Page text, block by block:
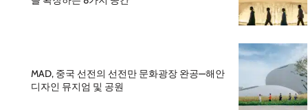
MAD, 중국 선전의 선전만 문화광장 완공—해안
디자인 뮤지엄 및 공원